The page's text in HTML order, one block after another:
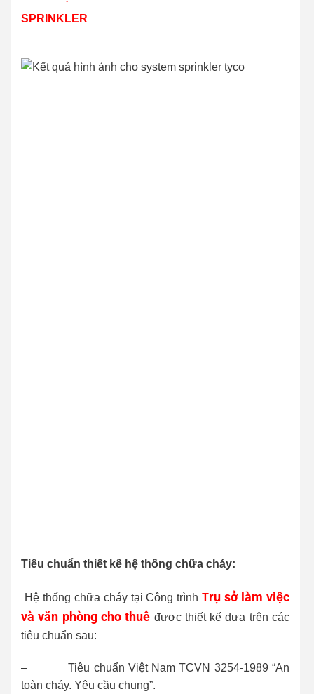
SPRINKLER
Tiêu chuẩn thiết kế hệ thống chữa cháy:
Hệ thống chữa cháy tại Công trìnhTrụ sở làm việc
và văn phòng cho thuê được thiết kế dựa trên các
tiêu chuẩn sau:
– Tiêu chuẩn Việt Nam TCVN 3254-1989 “An
toàn cháy. Yêu cầu chung”.